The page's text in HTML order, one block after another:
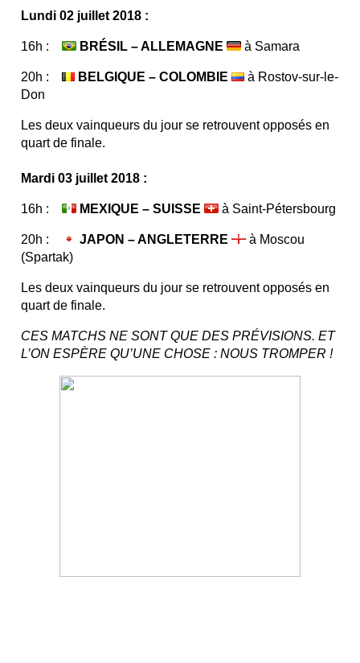
Lundi 02 juillet 2018 :
16h : BRÉSIL – ALLEMAGNE à Samara
20h : BELGIQUE – COLOMBIE
à Rostov-sur-le-
Don
Les deux vainqueurs du jour se retrouvent opposés en
quart de finale.
Mardi 03 juillet 2018 :
16h : MEXIQUE – SUISSE à Saint-Pétersbourg
20h : JAPON – ANGLETERRE
à Moscou
(Spartak)
Les deux vainqueurs du jour se retrouvent opposés en
quart de finale.
CES MATCHS NE SONT QUE DES PRÉVISIONS. ET
L’ON ESPÈRE QU’UNE CHOSE : NOUS TROMPER !